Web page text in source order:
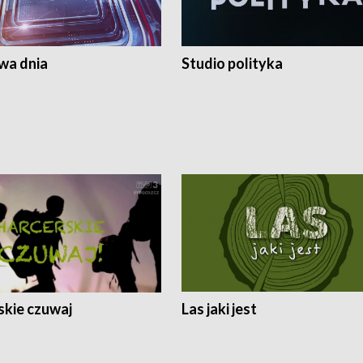
dnia Studio polityka
czuwaj Las jaki jest